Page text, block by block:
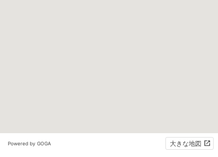
Powered by GOGA 大きな地図